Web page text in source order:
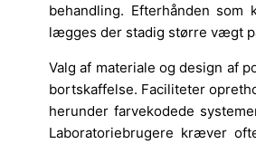
behandling. Efterhånden
lægges der stadig større vægt
Valg af materiale og design af
bortskaffelse. Faciliteter
herunder farvekodede
Laboratoriebrugere kræver